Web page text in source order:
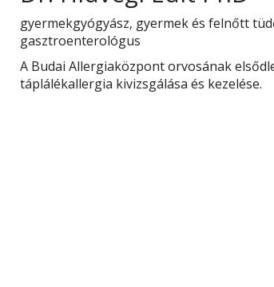
gyermekgyógyász, gyermek és felnőtt
gasztroenterológus
A Budai Allergiaközpont orvosának
táplálékallergia kivizsgálása és kezelése.